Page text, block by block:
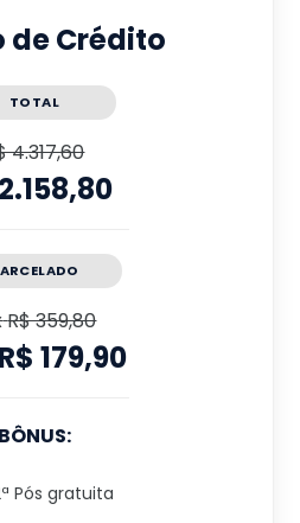
de Crédito
TOTAL
4.317,60
R$ 359,80
R$ 179,90
BÔNUS:
Pós gratuita